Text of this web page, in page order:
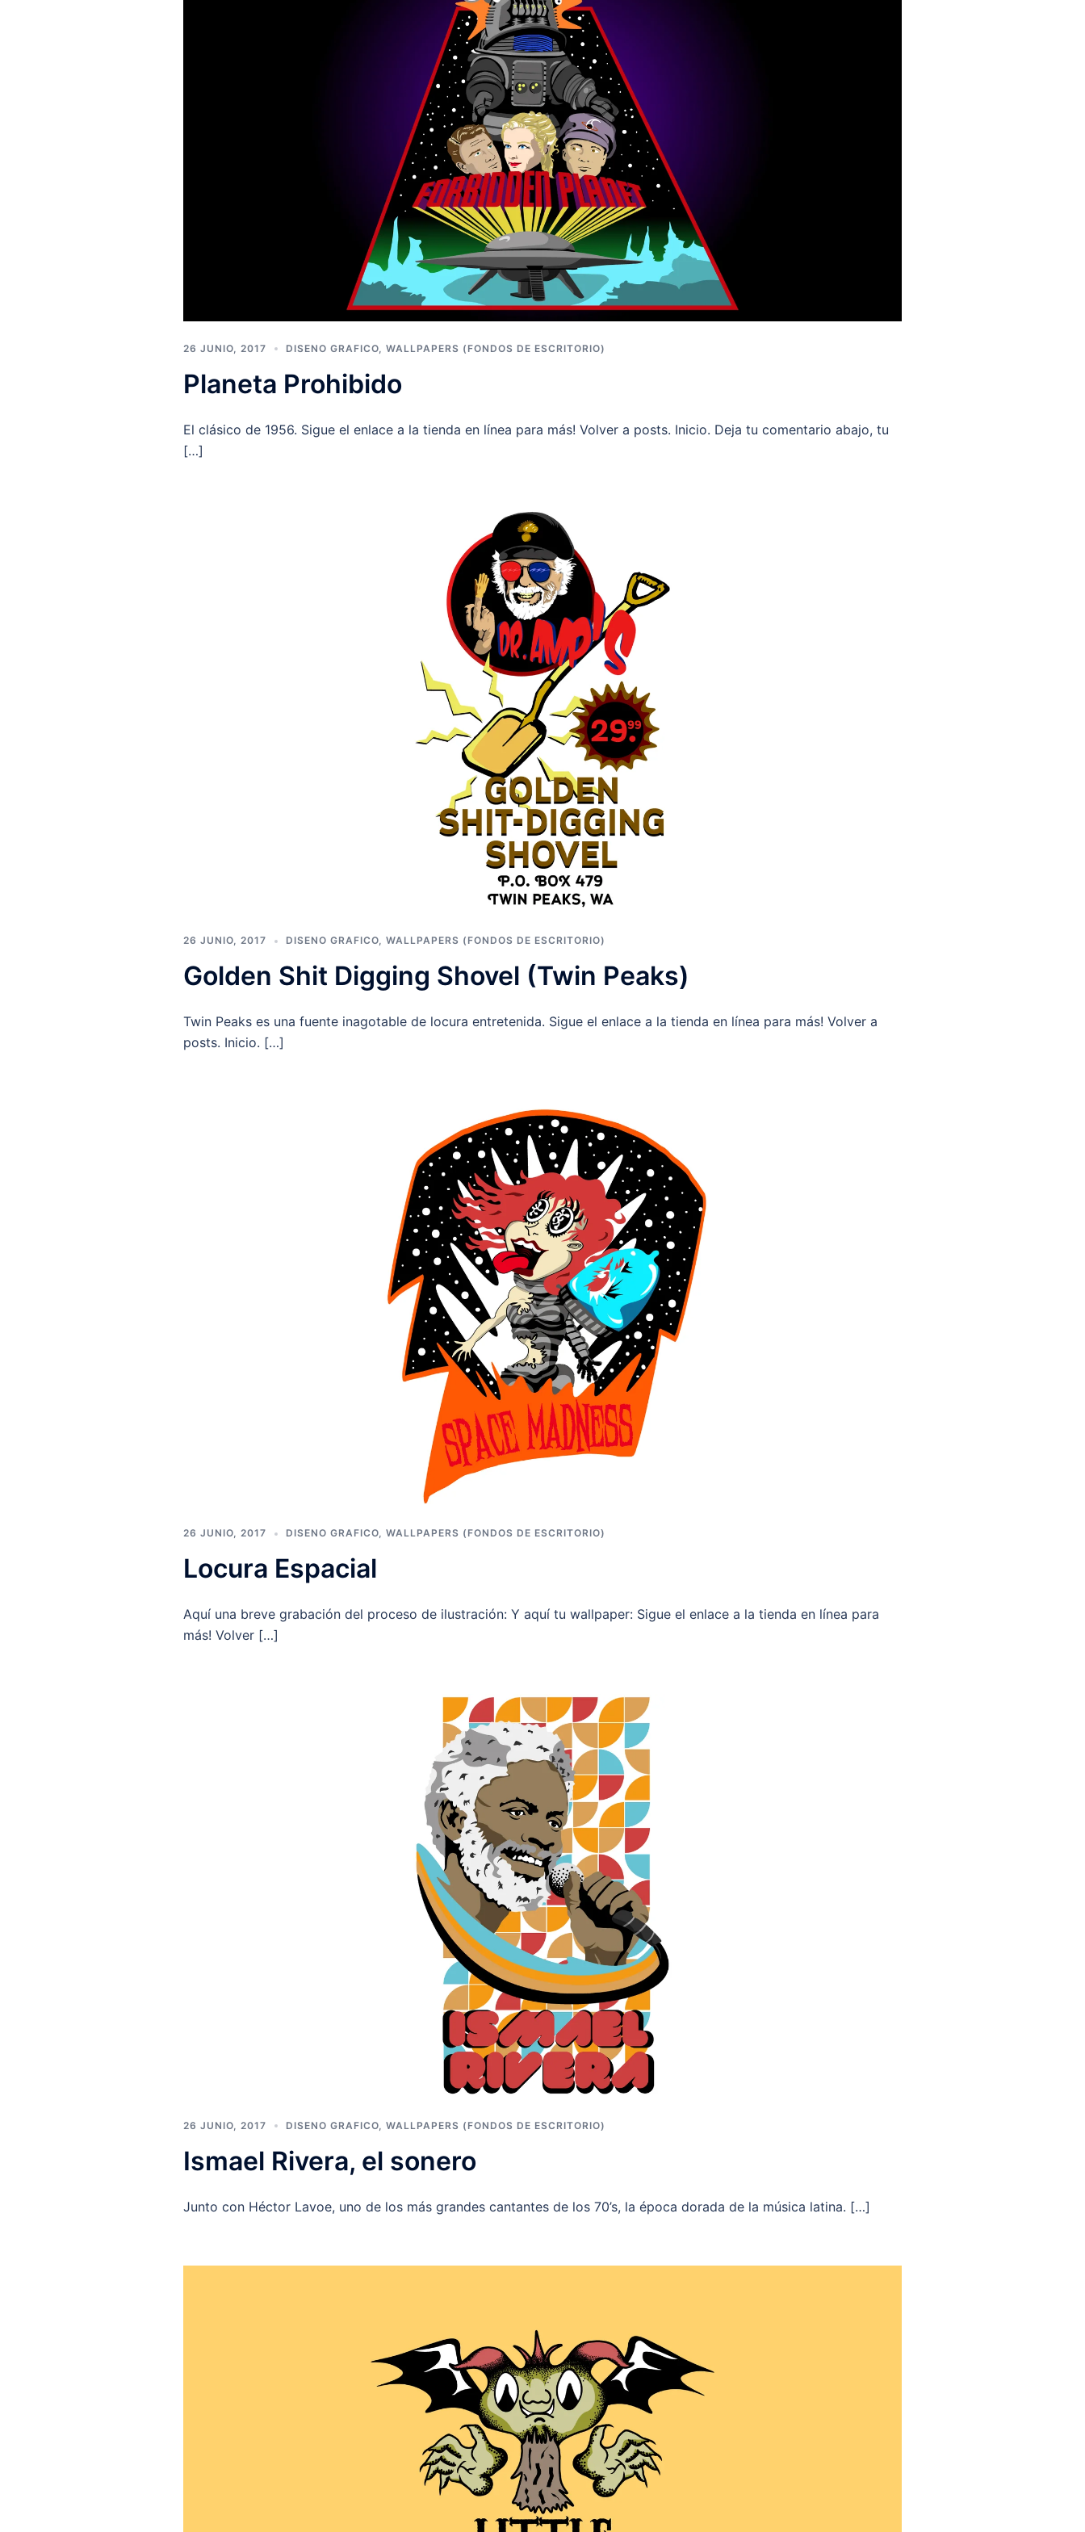
26 JUNIO, 2017 DISENO GRAFICO WALLPAPERS (FONDOS DE ESCRITORIO)
Planeta Prohibido
El clásico de 1956. Sigue el enlace a la tienda en línea para más! Volver a posts. Inicio. Deja tu comentario abajo, tu
[…]
26 JUNIO, 2017 DISENO GRAFICO, WALLPAPERS (FONDOS DE ESCRITORIO)
Golden Shit Digging Shovel (Twin Peaks)
Twin Peaks es una fuente inagotable de locura entretenida. Sigue el enlace a la tienda en línea para más! Volver a
posts. Inicio. […]
26 JUNIO, 2017 DISENO GRAFICO WALLPAPERS (FONDOS DE ESCRITORIO)
Locura Espacial
Aquí una breve grabación del proceso de ilustración: Y aquí tu wallpaper: Sigue el enlace a la tienda en línea para
más! Volver […]
26 JUNIO, 2017 DISENO GRAFICO WALLPAPERS (FONDOS DE ESCRITORIO)
Ismael Rivera, el sonero
Junto con Héctor Lavoe, uno de los más grandes cantantes de los 70’s, la época dorada de la música latina. […]